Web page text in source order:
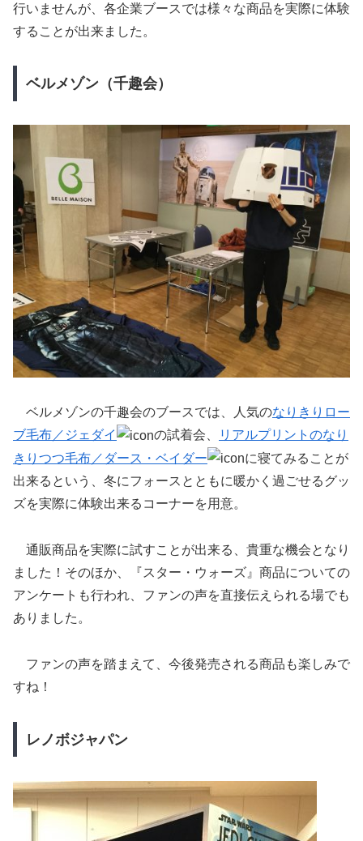
行いませんが、各企業ブースでは様々な商品を実際に体験
することが出来ました。
ベルメゾン（千趣会）
ベルメゾンの千趣会のブースでは、人気のなりきりロー
ブ毛布／ジェダイ
の試着会、
リアルプリントのなり
きりつつ毛布／ダース・ベイダー
に寝てみることが
出来るという、冬にフォースとともに暖かく過ごせるグッ
ズを実際に体験出来るコーナーを用意。
通販商品を実際に試すことが出来る、貴重な機会となり
ました！そのほか、『スター・ウォーズ』商品についての
アンケートも行われ、ファンの声を直接伝えられる場でも
ありました。
ファンの声を踏まえて、今後発売される商品も楽しみで
すね！
レノボジャパン